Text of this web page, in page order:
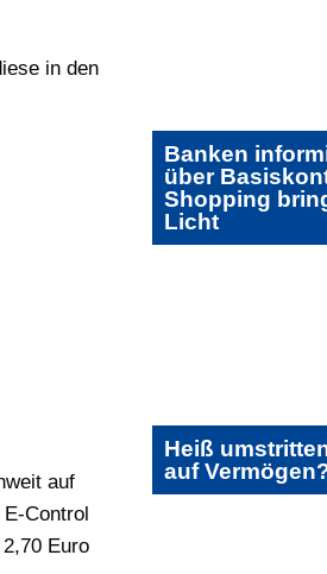
in den
auf
Control
Euro
Banken
über
Shopping
Licht
Heiß
auf